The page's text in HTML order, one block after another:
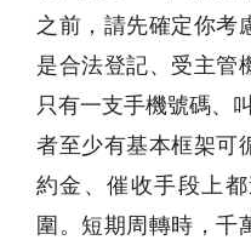
之前，請先確定你
是合法登記、受主管
只有一支手機號碼、
者至少有基本框架可
約金、催收手段上
圍。短期周轉時，千